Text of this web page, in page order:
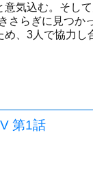
気込む。そし
さらぎに見つか
、3人で協力し
第1話